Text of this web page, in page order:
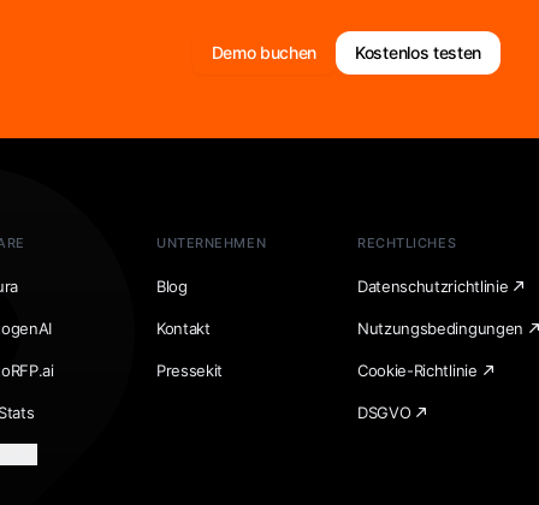
Demo buchen Kostenlos testen
UNTERNEHMEN
Blog
Kontakt
Pressekit
RECHTLICHES
Datenschutzrichtlinie
Nutzungsbedingungen
Cookie-Richtlinie
DSGVO